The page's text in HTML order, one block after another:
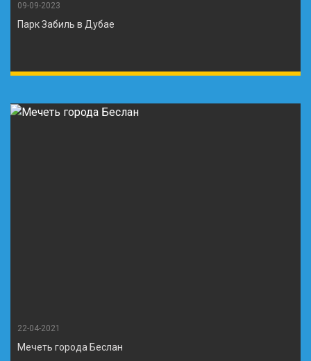
09-09-2023
Парк Забиль в Дубае
22-04-2021
Мечеть города Беслан